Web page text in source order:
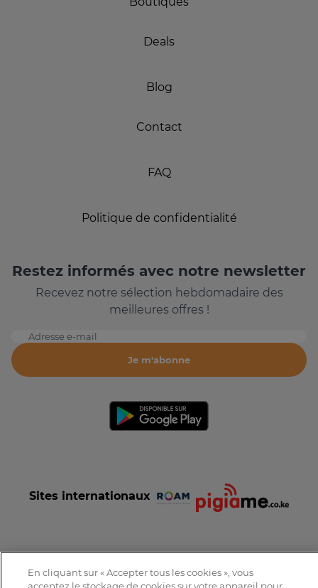
Deals
Blog
Contact
FAQ
Politique de confidentialité
Restez informés avec notre newsletter
Recevez notre sélection hebdomadaire des
meilleures offres !
Adresse e-mail
Je m'abonne
Sites internationaux
Conditions et Charte d'utilisation Politique de confidentialité
En cliquant sur « Accepter tous les cookies », vous